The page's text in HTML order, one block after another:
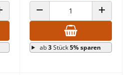
ERHÖHENANZAHL VERRINGERN ANZAHL
ab3Stück5% sparen